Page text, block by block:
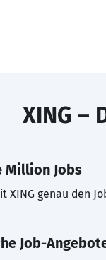
XING –
Million Jobs
XING genau den
Job-